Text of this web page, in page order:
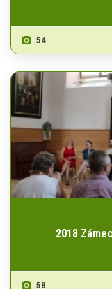
54
2018
58